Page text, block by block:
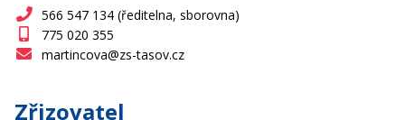
566 547 134 (ředitelna, sborovna)
775 020 355
martincova@zs-tasov.cz
Zřizovatel